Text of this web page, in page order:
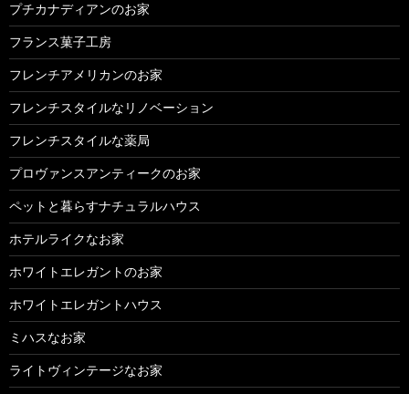
プチカナディアンのお家
フランス菓子工房
フレンチアメリカンのお家
フレンチスタイルなリノベーション
フレンチスタイルな薬局
プロヴァンスアンティークのお家
ペットと暮らすナチュラルハウス
ホテルライクなお家
ホワイトエレガントのお家
ホワイトエレガントハウス
ミハスなお家
ライトヴィンテージなお家